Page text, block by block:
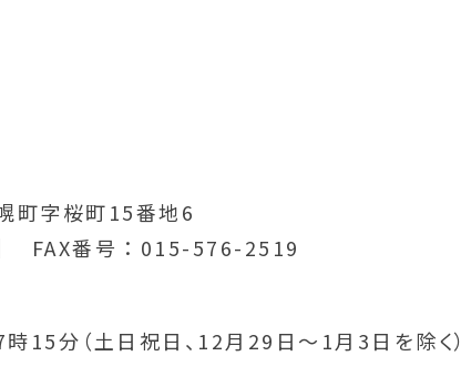
町字桜町15番地6
FAX番号
015-576-2519
15分（土日祝日、12月29日～1月3日を除く）